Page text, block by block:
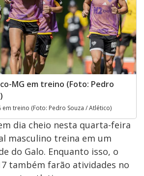
MG em treino (Foto: Pedro
em treino (Foto: Pedro Souza / Atlético)
dia cheio nesta quarta-feira
masculino treina em um
do Galo. Enquanto isso, o
também farão atividades no